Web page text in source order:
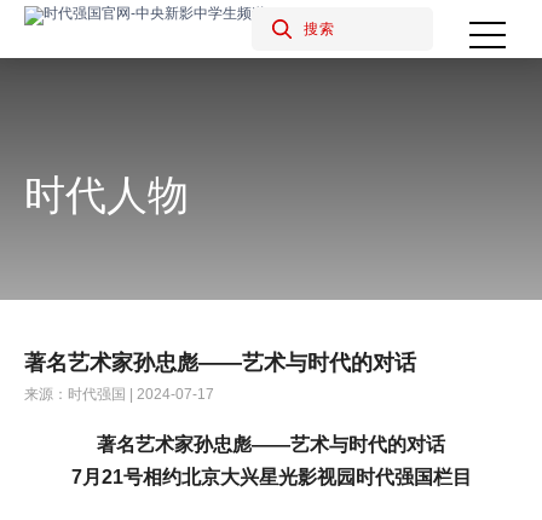
时代人物
著名艺术家孙忠彪——艺术与时代的对话
来源：时代强国 | 2024-07-17
著名艺术家孙忠彪——艺术与时代的对话
7月 21号相约北京大兴星光影视园时代强国栏目